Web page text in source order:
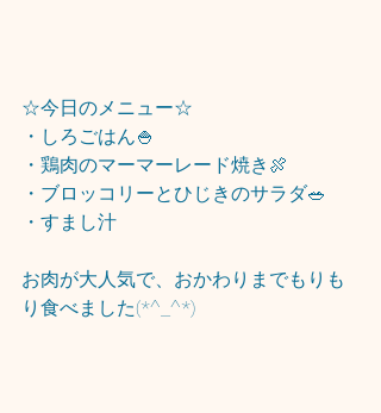
☆今日のメニュー☆
・しろごはん🍚
・鶏肉のマーマーレード焼き🍖
・ブロッコリーとひじきのサラダ🥗
・すまし汁
お肉が大人気で、おかわりまでもりも
り食べました(*^_^*)